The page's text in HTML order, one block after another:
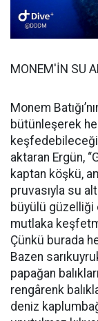
MONEM'İN SU
Monem
bütünleşerek
keşfedebileceği
aktaran Ergün,
kaptan köşkü,
pruvasıyla su
büyülü güzelliği
mutlaka
Çünkü burada
Bazen
papağan
rengârenk
deniz